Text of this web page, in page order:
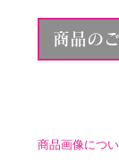
商品の
商品画像につ